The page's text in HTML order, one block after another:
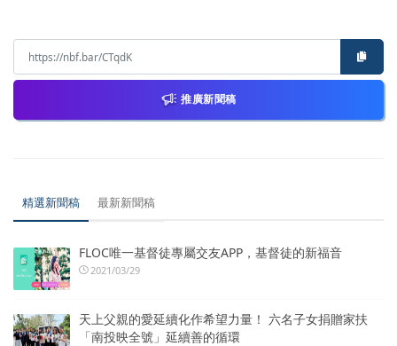
推廣新聞稿
精選新聞稿 最新新聞稿
FLOC唯一基督徒專屬交友APP，基督徒的新福音
2021/03/29
天上父親的愛延續化作希望力量！ 六名子女捐贈家扶
「南投映全號」延續善的循環